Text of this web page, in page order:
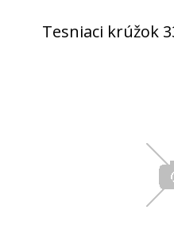
Tesniaci krúžok